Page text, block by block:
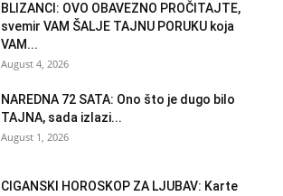
BLIZANCI: OVO OBAVEZNO PROČITAJTE,
svemir VAM ŠALJE TAJNU PORUKU koja
VAM...
August 4, 2026
NAREDNA 72 SATA: Ono što je dugo bilo
TAJNA, sada izlazi...
August 1, 2026
CIGANSKI HOROSKOP ZA LJUBAV: Karte